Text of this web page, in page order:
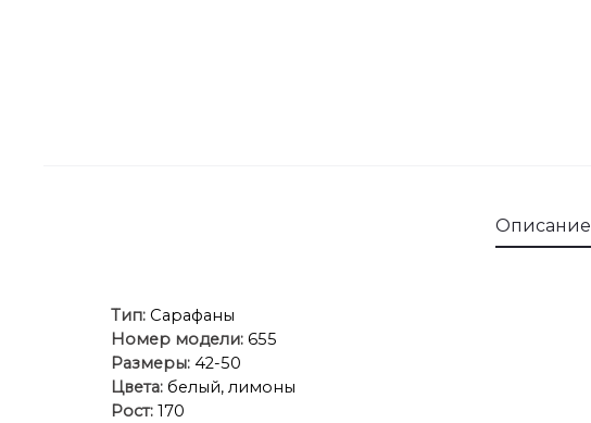
Описание
Тип: Сарафаны
Номер модели: 655
Размеры: 42-50
Цвета: белый, лимоны
Рост: 170